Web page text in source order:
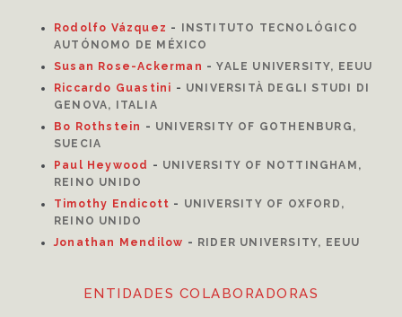
Rodolfo Vázquez -
INSTITUTO TECNOLÓGICO
AUTÓNOMO DE MÉXICO
Susan Rose-Ackerman -YALE UNIVERSITY, EEUU
Riccardo Guastini - UNIVERSITÀ DEGLI STUDI DI
GENOVA, ITALIA
Bo Rothstein - UNIVERSITY OF GOTHENBURG,
SUECIA
Paul Heywood - UNIVERSITY OF NOTTINGHAM,
REINO UNIDO
Timothy Endicott - UNIVERSITY OF OXFORD,
REINO UNIDO
Jonathan Mendilow - RIDER UNIVERSITY, EEUU
ENTIDADES COLABORADORAS